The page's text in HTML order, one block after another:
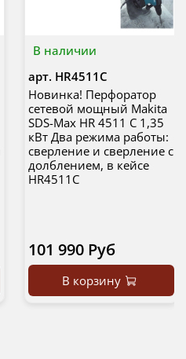
В наличии
арт. HR4511C
Новинка! Перфоратор
сетевой мощный Makita
SDS-Max HR 4511 C 1,35
кВт Два режима работы:
сверление и сверление с
долблением, в кейсе
HR4511C
101 990 Руб
В корзину